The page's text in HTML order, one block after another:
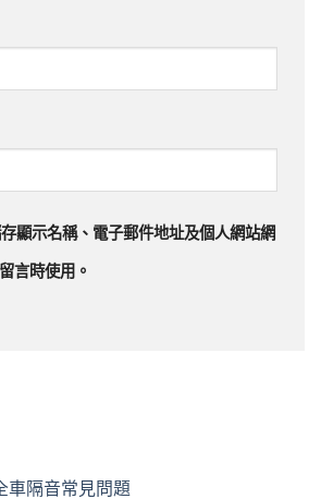
顯示名稱、電子郵件地址及個人網站網
言時使用。
車隔音常見問題